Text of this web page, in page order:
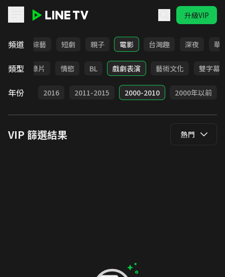
升級VIP
頻道
動畫 綜藝 短劇 親子 電影 台灣趣 深夜 華
類型
爭 紀錄片 情慾 BL 戲劇表演 藝術文化 雙字幕
年份
2017 2016 2011-2015 2000-2010 2000年以前
VIP 篩選結果 熱門